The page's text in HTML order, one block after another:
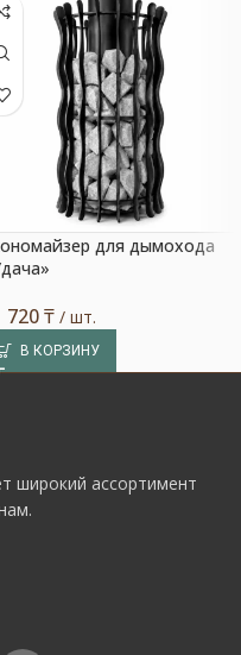
для дымохода
720₸ / шт.
В КОРЗИНУ
широкий ассортимент